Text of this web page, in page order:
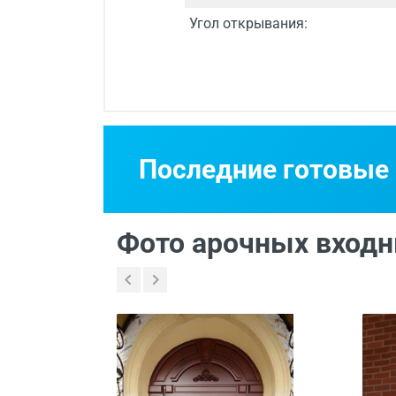
Угол открывания:
Бесплатный
Последние
Фото арочных